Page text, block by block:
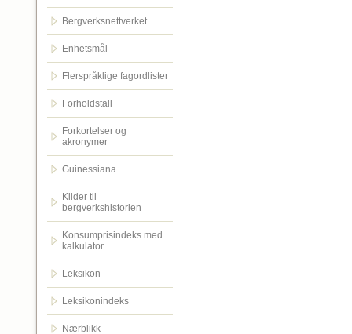
Bergverksnettverket
Enhetsmål
Flerspråklige fagordlister
Forholdstall
Forkortelser og
akronymer
Guinessiana
Kilder til
bergverkshistorien
Konsumprisindeks med
kalkulator
Leksikon
Leksikonindeks
Nærblikk